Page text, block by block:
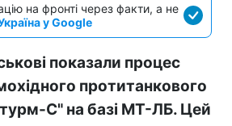
на фронті через факти, а не
у Google
показали процес
протитанкового
С" на базі МТ-ЛБ. Цей